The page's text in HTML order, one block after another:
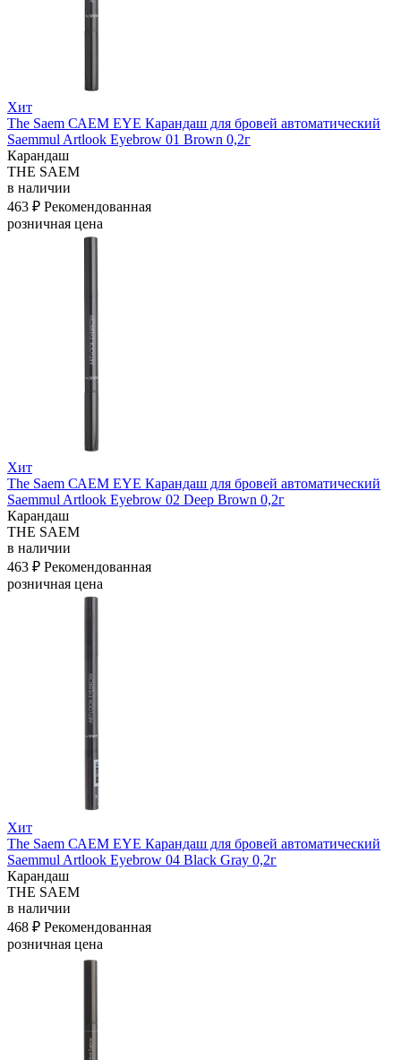
Хит
The Saem САЕМ EYE Карандаш для бровей автоматический
Saemmul Artlook Eyebrow 01 Brown 0,2г
Карандаш
THE SAEM
в наличии
463 ₽ Рекомендованная
розничная цена
Хит
The Saem САЕМ EYE Карандаш для бровей автоматический
Saemmul Artlook Eyebrow 02 Deep Brown 0,2г
Карандаш
THE SAEM
в наличии
463 ₽ Рекомендованная
розничная цена
Хит
The Saem САЕМ EYE Карандаш для бровей автоматический
Saemmul Artlook Eyebrow 04 Black Gray 0,2г
Карандаш
THE SAEM
в наличии
468 ₽ Рекомендованная
розничная цена